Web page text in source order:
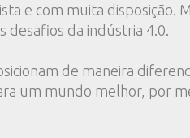
e com muita disposição.
da indústria 4.0.
de maneira
um mundo melhor, por